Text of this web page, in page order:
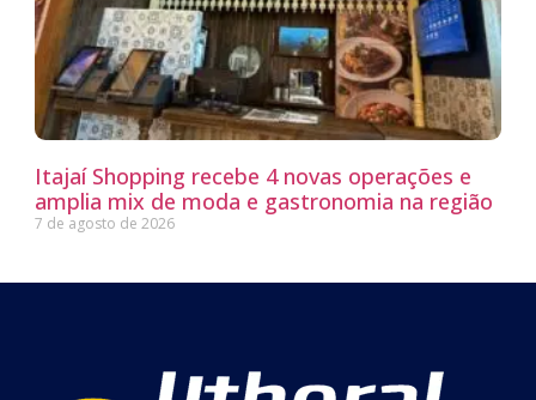
Itajaí Shopping recebe 4 novas operações e
amplia mix de moda e gastronomia na região
7 de agosto de 2026